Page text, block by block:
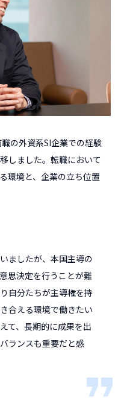
の外資系SI企業での経験
しました。転職において
環境と、企業の立ち位置
ましたが、本国主導の
思決定を行うことが難
自分たちが主導権を持
合える環境で働きたい
て、長期的に成果を出
ランスも重要だと感